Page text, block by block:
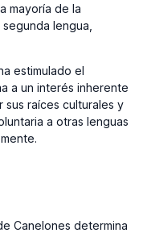
mayoría de la
lengua,
estimulado el
a un interés inherente
raíces culturales y
a otras lenguas
Canelones determina